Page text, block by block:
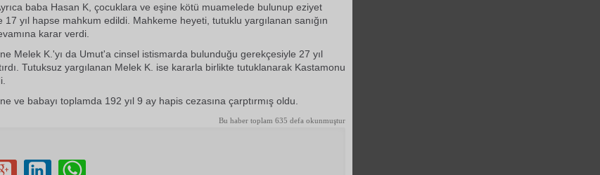
baba Hasan K, çocuklara ve eşine kötü muamelede bulunup eziyet
yıl hapse mahkum edildi. Mahkeme heyeti, tutuklu yargılanan sanığın
karar verdi.
Melek K.'yı da Umut'a cinsel istismarda bulunduğu gerekçesiyle 27 yıl
Tutuksuz yargılanan Melek K. ise kararla birlikte tutuklanarak Kastamonu
ve babayı toplamda 192 yıl 9 ay hapis cezasına çarptırmış oldu.
Bu haber toplam 635 defa okunmuştur